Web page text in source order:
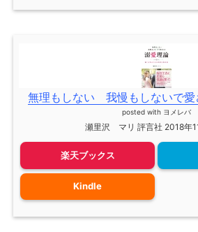
無理もしない 我慢もしないで
posted with ヨメレバ
瀬里沢 マリ 評言社 2018年
楽天ブックス
Kindle